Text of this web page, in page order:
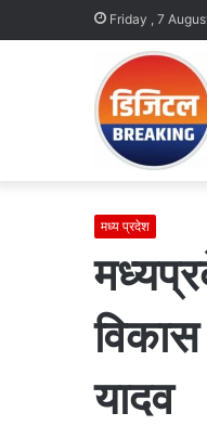
Friday , 7
मध्य प्रदेश
यादव